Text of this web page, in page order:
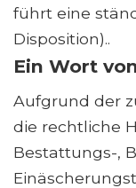
führt eine
Disposition)..
Ein Wort
Aufgrund der
die rechtliche
Bestattungs-,